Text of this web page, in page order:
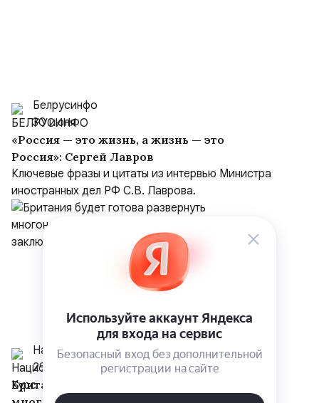
Белрусинфо
30 июля
«Россия — это жизнь, а жизнь — это
Россия»: Сергей Лавров
Ключевые фразы и цитаты из интервью Министра
иностранных дел РФ С.В. Лаврова.
Национальный Курс
29 июля
Британия будет готова развернуть